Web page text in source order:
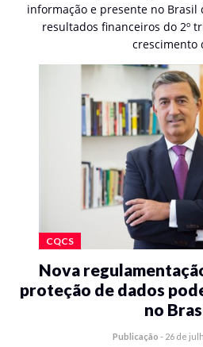
informação e presente no Brasil
resultados financeiros do 2º
crescimento
CQCS
Nova
proteção de dados
no
Publicação - 26 de